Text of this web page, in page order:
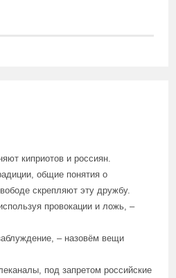
киприотов и россиян.
общие понятия о
скрепляют эту дружбу.
провокации и ложь, –
– назовём вещи
под запретом российские